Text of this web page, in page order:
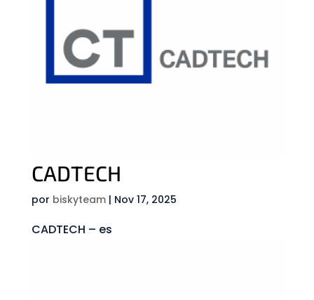
CADTECH
por biskyteam| Nov 17, 2025
CADTECH – es